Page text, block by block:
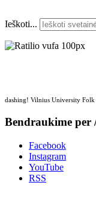
Ieškoti...
dashing! Vilnius University Folk
Bendraukime per
Facebook
Instagram
YouTube
RSS